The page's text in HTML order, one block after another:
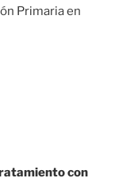
Primaria en
con